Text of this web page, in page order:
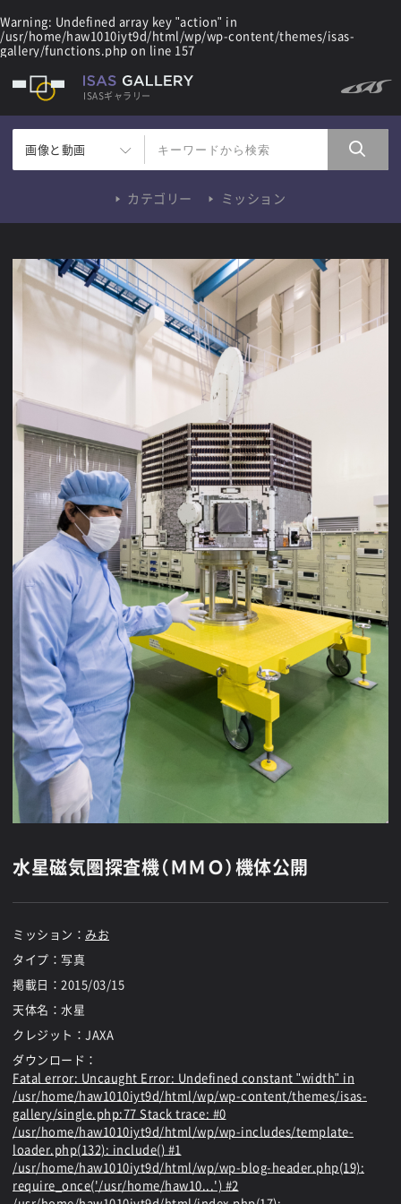
Warning: Undefined array key "action" in
/usr/home/haw1010iyt9d/html/wp/wp-content/themes/isas-
gallery/functions.php on line 157
ISASギャラリー
画像と動画
カテゴリー ミッション
水星磁気圏探査機（ＭＭＯ）機体公開
ミッション： みお
タイプ：写真
掲載日： 2015/03/15
天体名：水星
クレジット：JAXA
ダウンロード：
Fatal error: Uncaught Error: Undefined constant "width" in
/usr/home/haw1010iyt9d/html/wp/wp-content/themes/isas-
gallery/single.php:77 Stack trace: #0
/usr/home/haw1010iyt9d/html/wp/wp-includes/template-
loader.php(132): include() #1
/usr/home/haw1010iyt9d/html/wp/wp-blog-header.php(19):
require_once('/usr/home/haw10...') #2